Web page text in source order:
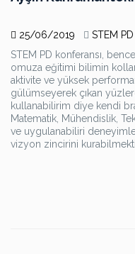
25/06/2019 STEM PD
STEM PD konferansı,
omuza eğitimi bilimin
aktivite ve yüksek
gülümseyerek çıkan
kullanabilirim diye kendi
Matematik, Mühendislik,
ve uygulanabiliri
vizyon zincirini